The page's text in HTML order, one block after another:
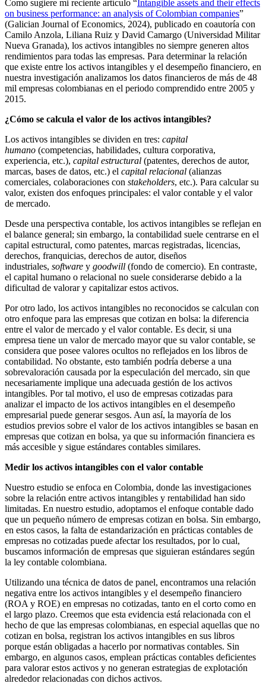
Como sugiere mi reciente artículo “Intangible assets and their effects
on business performance: an analysis of Colombian companies”
(Galician Journal of Economics, 2024), publicado en coautoría con
Camilo Anzola, Liliana Ruiz y David Camargo (Universidad Militar
Nueva Granada), los activos intangibles no siempre generen altos
rendimientos para todas las empresas. Para determinar la relación
que existe entre los activos intangibles y el desempeño financiero, en
nuestra investigación analizamos los datos financieros de más de 48
mil empresas colombianas en el periodo comprendido entre 2005 y
2015.
¿Cómo se calcula el valor de los activos intangibles?
Los activos intangibles se dividen en tres: capital
humano (competencias, habilidades, cultura corporativa,
experiencia, etc.), capital estructural (patentes, derechos de autor,
marcas, bases de datos, etc.) el capital relacional (alianzas
comerciales, colaboraciones con stakeholders, etc.). Para calcular su
valor, existen dos enfoques principales: el valor contable y el valor
de mercado.
Desde una perspectiva contable, los activos intangibles se reflejan en
el balance general; sin embargo, la contabilidad suele centrarse en el
capital estructural, como patentes, marcas registradas, licencias,
derechos, franquicias, derechos de autor, diseños
industriales, software y goodwill (fondo de comercio). En contraste,
el capital humano o relacional no suele considerarse debido a la
dificultad de valorar y capitalizar estos activos.
Por otro lado, los activos intangibles no reconocidos se calculan con
otro enfoque para las empresas que cotizan en bolsa: la diferencia
entre el valor de mercado y el valor contable. Es decir, si una
empresa tiene un valor de mercado mayor que su valor contable, se
considera que posee valores ocultos no reflejados en los libros de
contabilidad. No obstante, esto también podría deberse a una
sobrevaloración causada por la especulación del mercado, sin que
necesariamente implique una adecuada gestión de los activos
intangibles. Por tal motivo, el uso de empresas cotizadas para
analizar el impacto de los activos intangibles en el desempeño
empresarial puede generar sesgos. Aun así, la mayoría de los
estudios previos sobre el valor de los activos intangibles se basan en
empresas que cotizan en bolsa, ya que su información financiera es
más accesible y sigue estándares contables similares.
Medir los activos intangibles con el valor contable
Nuestro estudio se enfoca en Colombia, donde las investigaciones
sobre la relación entre activos intangibles y rentabilidad han sido
limitadas. En nuestro estudio, adoptamos el enfoque contable dado
que un pequeño número de empresas cotizan en bolsa. Sin embargo,
en estos casos, la falta de estandarización en prácticas contables de
empresas no cotizadas puede afectar los resultados, por lo cual,
buscamos información de empresas que siguieran estándares según
la ley contable colombiana.
Utilizando una técnica de datos de panel, encontramos una relación
negativa entre los activos intangibles y el desempeño financiero
(ROA y ROE) en empresas no cotizadas, tanto en el corto como en
el largo plazo. Creemos que esta evidencia está relacionada con el
hecho de que las empresas colombianas, en especial aquellas que no
cotizan en bolsa, registran los activos intangibles en sus libros
porque están obligadas a hacerlo por normativas contables. Sin
embargo, en algunos casos, emplean prácticas contables deficientes
para valorar estos activos y no generan estrategias de explotación
alrededor relacionadas con dichos activos.